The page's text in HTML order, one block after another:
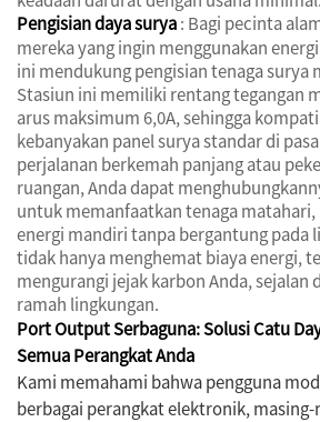
Pengisian daya surya: Bagi pecinta
mereka yang ingin menggunakan
ini mendukung pengisian tenaga surya
Stasiun ini memiliki rentang tegangan
arus maksimum 6,0A, sehingga
kebanyakan panel surya standar di
perjalanan berkemah panjang atau
ruangan, Anda dapat
untuk memanfaatkan tenaga matahari,
energi mandiri tanpa bergantung pada
tidak hanya menghemat biaya energi,
mengurangi jejak karbon Anda, sejalan
ramah lingkungan.
Port Output Serbaguna: Solusi Catu
Semua Perangkat Anda
Kami memahami bahwa pengguna
berbagai perangkat elektronik, masing-